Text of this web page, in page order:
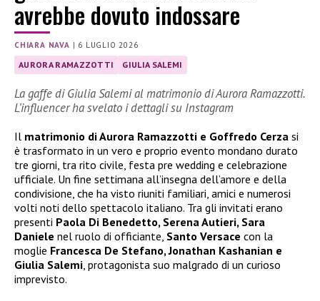
avrebbe dovuto indossare
CHIARA NAVA | 6 LUGLIO 2026
AURORA RAMAZZOTTI GIULIA SALEMI
La gaffe di Giulia Salemi al matrimonio di Aurora Ramazzotti.
L’influencer ha svelato i dettagli su Instagram
Il matrimonio di Aurora Ramazzotti e Goffredo Cerza si
è trasformato in un vero e proprio evento mondano durato
tre giorni, tra rito civile, festa pre wedding e celebrazione
ufficiale. Un fine settimana all’insegna dell’amore e della
condivisione, che ha visto riuniti familiari, amici e numerosi
volti noti dello spettacolo italiano. Tra gli invitati erano
presenti Paola Di Benedetto, Serena Autieri, Sara
Daniele nel ruolo di officiante, Santo Versace con la
moglie Francesca De Stefano, Jonathan Kashanian e
Giulia Salemi , protagonista suo malgrado di un curioso
imprevisto.